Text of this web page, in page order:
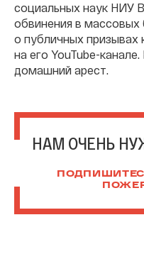
социальных наук НИУ
обвинения в массовых
о публичных призывах
на его YouTube-
домашний арест.
НАМ ОЧЕНЬ